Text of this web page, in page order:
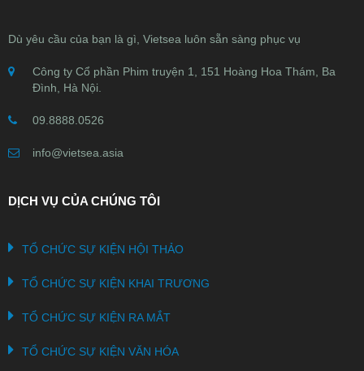
Dù yêu cầu của bạn là gì, Vietsea luôn sẵn sàng phục vụ
Công ty Cổ phần Phim truyện 1, 151 Hoàng Hoa Thám, Ba
Đình, Hà Nội.
09.8888.0526
info@vietsea.asia
DỊCH VỤ CỦA CHÚNG TÔI
TỔ CHỨC SỰ KIỆN HỘI THẢO
TỔ CHỨC SỰ KIỆN KHAI TRƯƠNG
TỔ CHỨC SỰ KIỆN RA MẮT
TỔ CHỨC SỰ KIỆN VĂN HÓA